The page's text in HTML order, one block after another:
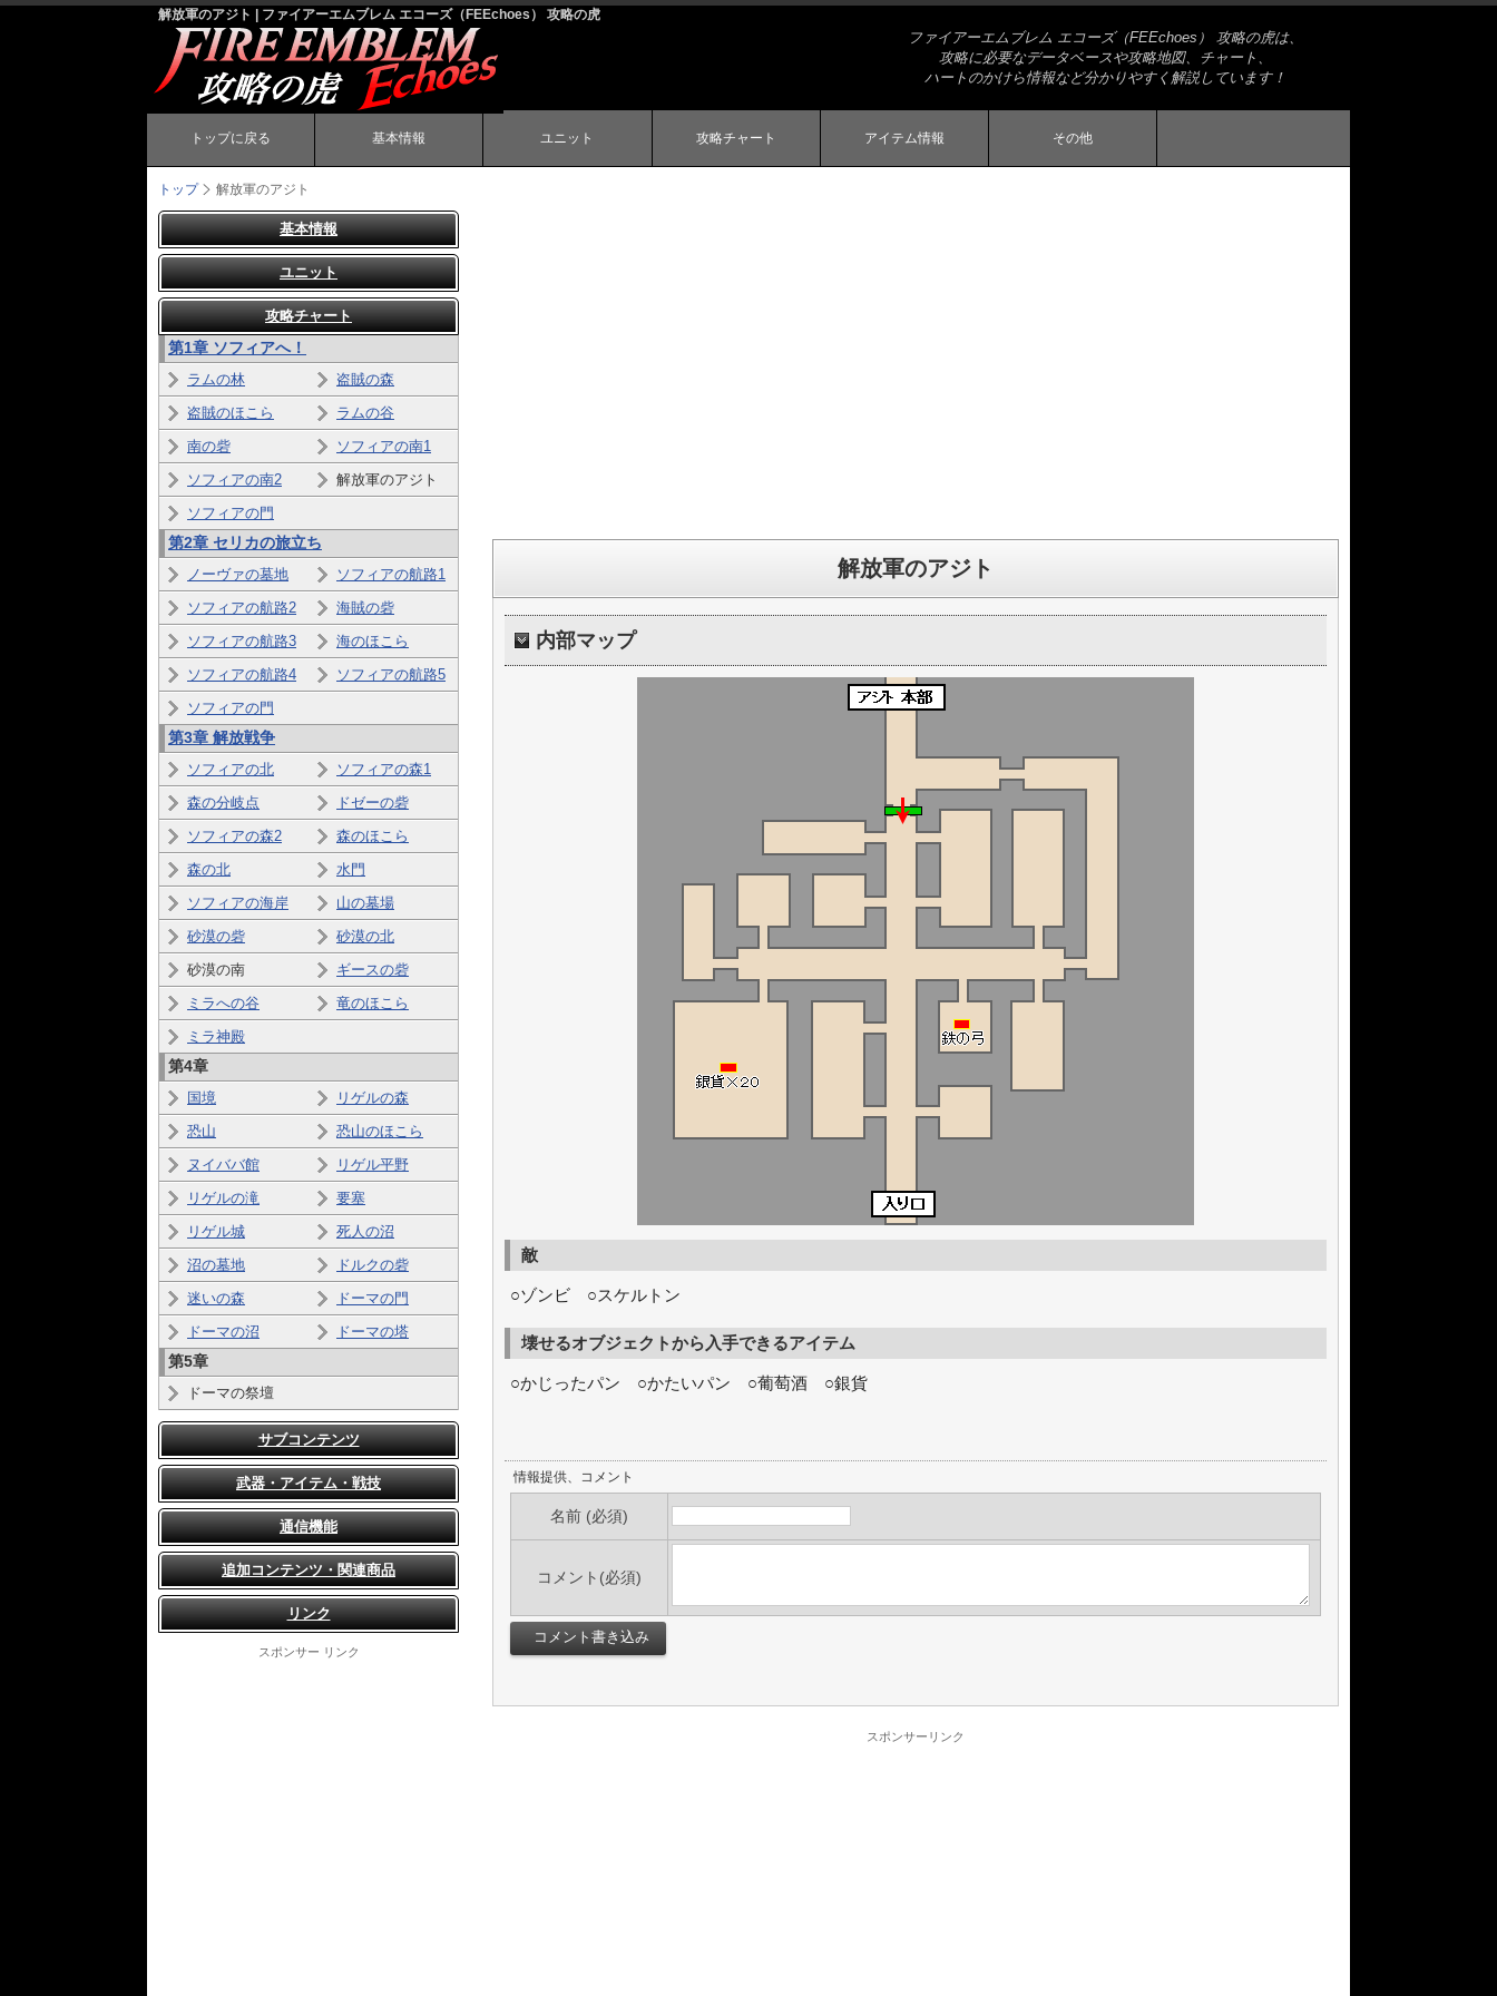
解放軍のアジト | ファイアーエムブレム エコーズ（FEEchoes） 攻略の虎
ファイアーエムブレム エコーズ（FEEchoes） 攻略の虎は、
攻略に必要なデータベースや攻略地図、チャート、
ハートのかけら情報など分かりやすく解説しています！
トップに戻る 基本情報 ユニット 攻略チャート アイテム情報 その他
トップ 解放軍のアジト
解放軍のアジト
内部マップ
敵
○ゾンビ ○スケルトン
壊せるオブジェクトから入手できるアイテム
○かじったパン ○かたいパン ○葡萄酒 ○銀貨
情報提供、コメント
名前 (必須)
コメント(必須)
スポンサーリンク
基本情報
ユニット
攻略チャート
第1章 ソフィアへ！
ラムの林
盗賊の森
盗賊のほこら
ラムの谷
南の砦
ソフィアの南1
ソフィアの南2
解放軍のアジト
ソフィアの門
第2章 セリカの旅立ち
ノーヴァの墓地
ソフィアの航路1
ソフィアの航路2
海賊の砦
ソフィアの航路3
海のほこら
ソフィアの航路4
ソフィアの航路5
ソフィアの門
第3章 解放戦争
ソフィアの北
ソフィアの森1
森の分岐点
ドゼーの砦
ソフィアの森2
森のほこら
森の北
水門
ソフィアの海岸
山の墓場
砂漠の砦
砂漠の北
砂漠の南
ギースの砦
ミラへの谷
竜のほこら
ミラ神殿
第4章
国境
リゲルの森
恐山
恐山のほこら
ヌイババ館
リゲル平野
リゲルの滝
要塞
リゲル城
死人の沼
沼の墓地
ドルクの砦
迷いの森
ドーマの門
ドーマの沼
ドーマの塔
第5章
ドーマの祭壇
サブコンテンツ
武器・アイテム・戦技
通信機能
追加コンテンツ・関連商品
リンク
スポンサー リンク